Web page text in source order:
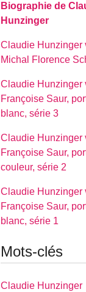
Biographie de
Hunzinger
Claudie Hunzinger
Michal Florence
Claudie Hunzinger
Françoise Saur,
blanc, série 3
Claudie Hunzinger
Françoise Saur,
couleur, série 2
Claudie Hunzinger
Françoise Saur,
blanc, série 1
Mots-clés
Claudie Hunzinger